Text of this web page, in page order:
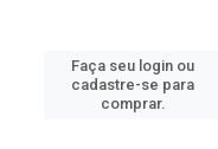
Faça seu login ou
cadastre-se para
comprar.